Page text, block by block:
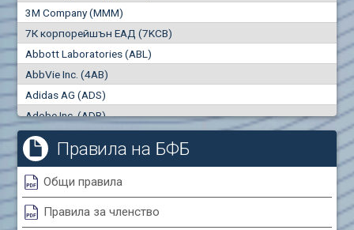
3M Company (MMM)
7К корпорейшън ЕАД (7KCB)
Abbott Laboratories (ABL)
AbbVie Inc. (4AB)
Adidas AG (ADS)
Adobe Inc. (ADB)
Advanced Micro Devices Inc. (AMD)
Agrana Beteiligungs AG (AGB2)
Air Canada Inc. (ADH2)
Air France (AFR0)
Air Liquide SA (AIL)
0.000
Най-добра
"купува"
0
Най-добра
0
Сделки
0
Оборот (евро)
0
Правила на БФБ
Общи правила
Правила за членство